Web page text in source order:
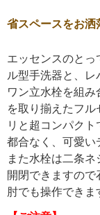
省スペースをお洒
エッセンスのと
ル型手洗器と、
ワン立水栓を組
を取り揃えたフル
リと超コンパク
都合なく、可愛い
また水栓は二条
開閉できますの
肘でも操作できま